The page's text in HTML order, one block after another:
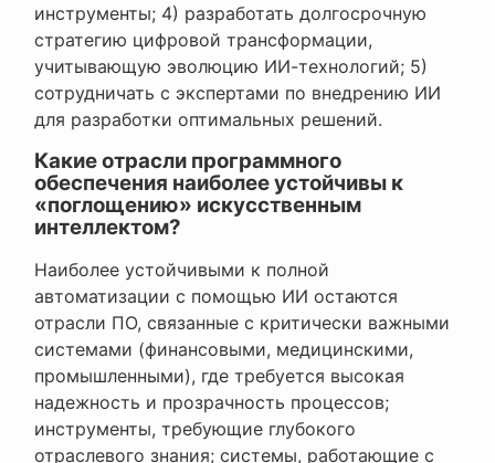
инструменты; 4) разработать долгосрочную
стратегию цифровой трансформации,
учитывающую эволюцию ИИ-технологий; 5)
сотрудничать с экспертами по внедрению ИИ
для разработки оптимальных решений.
Какие отрасли программного
обеспечения наиболее устойчивы к
«поглощению» искусственным
интеллектом?
Наиболее устойчивыми к полной
автоматизации с помощью ИИ остаются
отрасли ПО, связанные с критически важными
системами (финансовыми, медицинскими,
промышленными), где требуется высокая
надежность и прозрачность процессов;
инструменты, требующие глубокого
отраслевого знания; системы, работающие с